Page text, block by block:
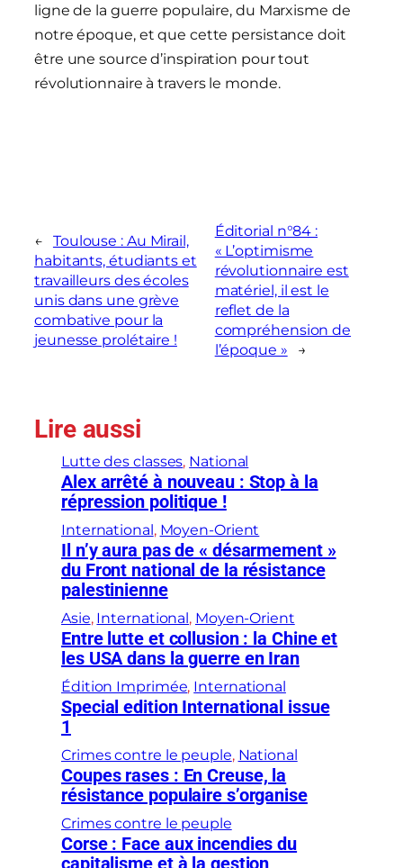
ligne de la guerre populaire, du Marxisme de
notre époque, et que cette persistance doit
être une source d’inspiration pour tout
révolutionnaire à travers le monde.
←
Toulouse : Au Mirail,
habitants, étudiants et
travailleurs des écoles
unis dans une grève
combative pour la
jeunesse prolétaire !
Éditorial n°84 :
« L’optimisme
révolutionnaire est
matériel, il est le
reflet de la
compréhension de
l’époque »
→
Lire aussi
Lutte des classes, National
Alex arrêté à nouveau : Stop à la
répression politique !
International, Moyen-Orient
Il n’y aura pas de « désarmement »
du Front national de la résistance
palestinienne
Asie, International, Moyen-Orient
Entre lutte et collusion : la Chine et
les USA dans la guerre en Iran
Édition Imprimée, International
Special edition International issue
1
Crimes contre le peuple, National
Coupes rases : En Creuse, la
résistance populaire s’organise
Crimes contre le peuple
Corse : Face aux incendies du
capitalisme et à la gestion